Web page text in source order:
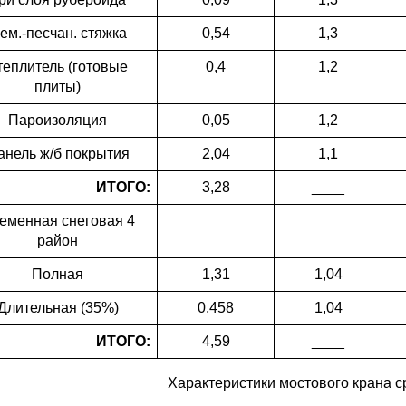
песчан. стяжка 0,54 1,3
(готовые
плиты)
0,4 1,2
Пароизоляция 0,05 1,2
ж/б покрытия 2,04 1,1
ИТОГО: 3,28
снеговая 4
район
Полная 1,31 1,04
(35%) 0,458 1,04
ИТОГО: 4,59
Характеристики мостового крана